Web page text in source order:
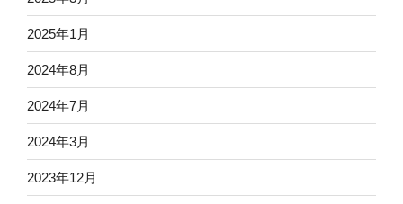
2025年1月
2024年8月
2024年7月
2024年3月
2023年12月